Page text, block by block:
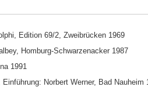
Edition 69/2, Zweibrücken 1969
Homburg-Schwarzenacker 1987
1991
Norbert Werner, Bad Nauheim